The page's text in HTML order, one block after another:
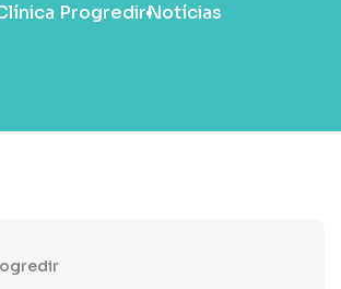
ProgredirNotícias